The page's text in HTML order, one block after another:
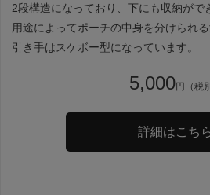
2段構造になっており、下にも収納がで
用途によってポーチの中身を分けられ
引き手はスケボー型になっています。
5,000円（税別
詳細はこち